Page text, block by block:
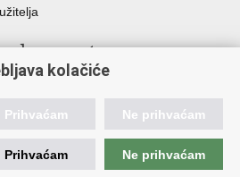
sustava
i organiziranog kriminaliteta
kolačiće
Prihvaćam Ne prihvaćam
Prihvaćam Ne prihvaćam